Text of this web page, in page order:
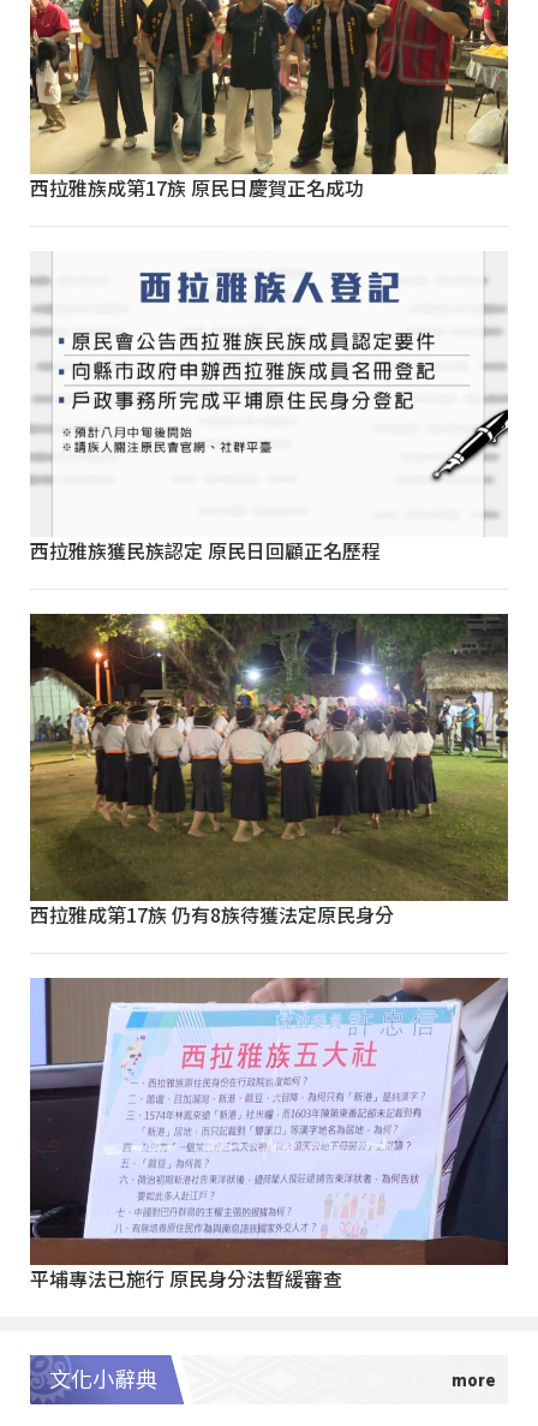
西拉雅族成第17族 原民日慶賀正名成功
西拉雅族獲民族認定 原民日回顧正名歷程
西拉雅成第17族 仍有8族待獲法定原民身分
平埔專法已施行 原民身分法暫緩審查
文化小辭典